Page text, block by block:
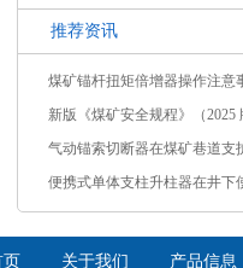
推荐资讯
煤矿锚杆扭矩倍增器操作注意
新版《煤矿安全规程》（2025
气动锚索切断器在煤矿巷道支
便携式单体支柱升柱器在井下
页 关于我们 产品信息